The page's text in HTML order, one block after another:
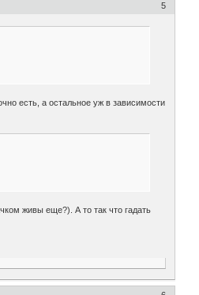
5
есть, а остальное уж в зависимости
живы еще?). А то так что гадать